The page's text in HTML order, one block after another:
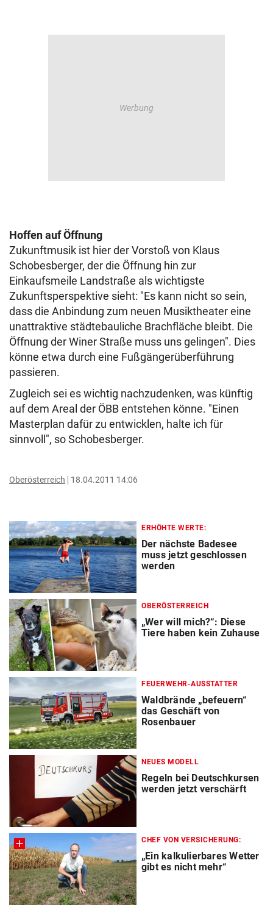
Hoffen auf Öffnung
Zukunftmusik ist hier der Vorstoß von Klaus
Schobesberger, der die Öffnung hin zur
Einkaufsmeile Landstraße als wichtigste
Zukunftsperspektive sieht: "Es kann nicht so sein,
dass die Anbindung zum neuen Musiktheater eine
unattraktive städtebauliche Brachfläche bleibt. Die
Öffnung der Winer Straße muss uns gelingen". Dies
könne etwa durch eine Fußgängerüberführung
passieren.
Zugleich sei es wichtig nachzudenken, was künftig
auf dem Areal der ÖBB entstehen könne. "Einen
Masterplan dafür zu entwicklen, halte ich für
sinnvoll", so Schobesberger.
Oberösterreich 18.04.2011 14:06
ERHÖHTE WERTE:
Der nächste Badesee
muss jetzt geschlossen
werden
OBERÖSTERREICH
„Wer will mich?“: Diese
Tiere haben kein Zuhause
FEUERWEHR-AUSSTATTER
Waldbrände „befeuern“
das Geschäft von
Rosenbauer
NEUES MODELL
Regeln bei Deutschkursen
werden jetzt verschärft
CHEF VON VERSICHERUNG:
„Ein kalkulierbares Wetter
gibt es nicht mehr“